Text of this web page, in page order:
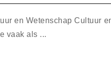
en Wetenschap Cultuur
vaak als ...